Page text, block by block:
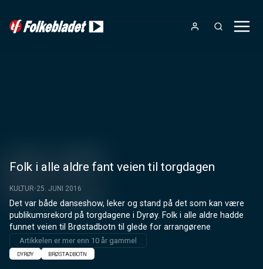
Folk i alle aldre fant veien til torgdagen
KULTUR 25. JUNI 2016
Det var både danseshow, leker og stand på det som kan være
publikumsrekord på torgdagene i Dyrøy. Folk i alle aldre hadde
funnet veien til Brøstadbotn til glede for arrangørene
Artikkelen er mer enn 10 år gammel
DYRØY BRØSTADBOTN